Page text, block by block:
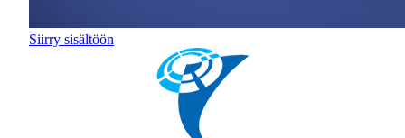
Siirry sisältöön